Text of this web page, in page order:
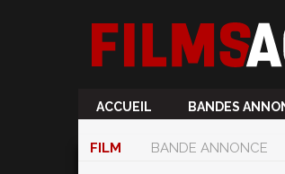
ACCUEIL BANDES
FILM BANDE ANNONCE